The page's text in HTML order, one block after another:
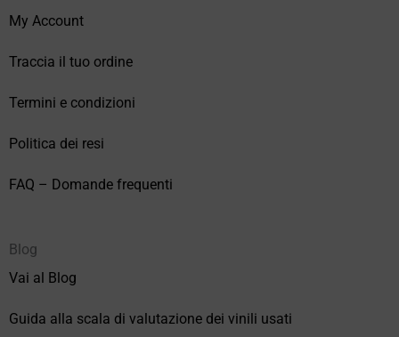
My Account
Traccia il tuo ordine
Termini e condizioni
Politica dei resi
FAQ – Domande frequenti
Blog
Vai al Blog
Guida alla scala di valutazione dei vinili usati